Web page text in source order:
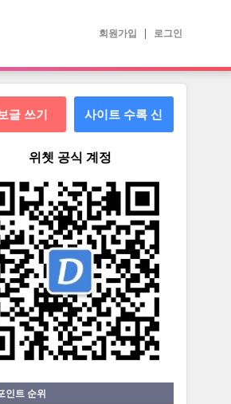
회원가입 로그인
글 쓰기 사이트 수록 신
위쳇 공식 계정
인트 순위